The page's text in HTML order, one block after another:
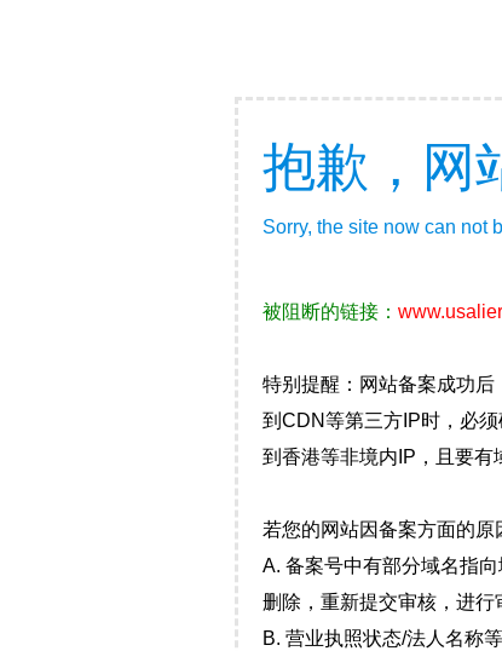
抱歉，网
Sorry, the site now can not
被阻断的链接：
特别提醒：网站备案成功
到CDN等第三方IP时，必
到香港等非境内IP，且要
若您的网站因备案方面的原
A. 备案号中有部分域名指
删除，重新提交审核，进行
B. 营业执照状态/法人名称